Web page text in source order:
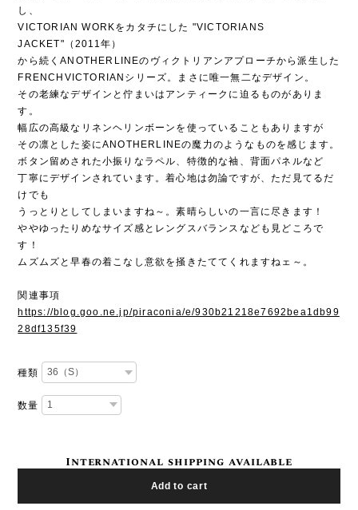
し、
VICTORIAN WORKをカタチにした "VICTORIANS
JACKET"（2011年）
から続くANOTHERLINEのヴィクトリアンアプローチから派生した
FRENCHVICTORIANシリーズ。まさに唯一無二なデザイン。
その老練なデザインと佇まいはアンティークに迫るものがありま
す。
幅広の高級なリネンヘリンボーンを使っていることもありますが
その凛とした姿にANOTHERLINEの魔力のようなものを感じます。
ボタン留めされた小振りなラペル、特徴的な袖、背面パネルなど
丁寧にデザインされています。着心地は勿論ですが、ただ見てるだ
けでも
うっとりとしてしまいますね～。素晴らしいの一言に尽きます！
ややゆったりめなサイズ感とレングスバランスなども見どころで
す！
ムズムズと早春の着こなし意欲を掻きたててくれますねェ～。
関連事項
https://blog.goo.ne.jp/piraconia/e/930b21218e7692bea1db99
28df135f39
種類
数量
International shipping available
Add to cart